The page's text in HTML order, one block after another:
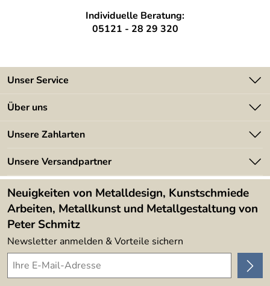
Individuelle Beratung:
05121 - 28 29 320
Unser Service
Kontakt
Kundeninformationen
Newsletter
Lieferbedingungen
Über uns
Angebote
Kundenbewertungen (394)
4,9/5
Unsere Zahlarten
Unsere Versandpartner
Neuigkeiten von Metalldesign, Kunstschmiede
Arbeiten, Metallkunst und Metallgestaltung von
Peter Schmitz
Newsletter anmelden & Vorteile sichern